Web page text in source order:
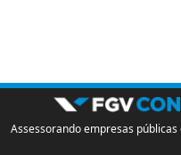
Assessorando empresas